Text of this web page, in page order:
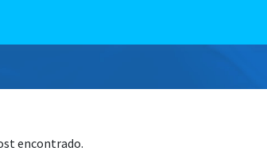
encontrado.